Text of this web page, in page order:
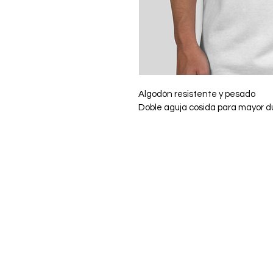
Algodón resistente y pesado
Doble aguja cosida para mayor